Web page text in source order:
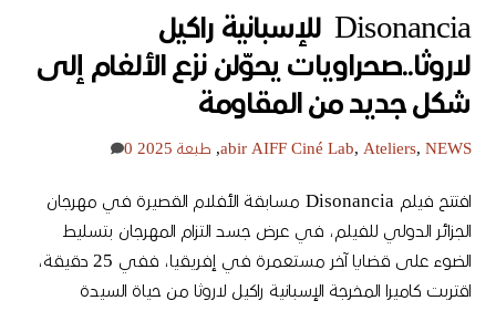
Disonancia للإسبانية راكيل
لاروثا..صحراويات يحوّلن نزع الألغام إلى
شكل جديد من المقاومة
abir AIFF Ciné Lab, Ateliers, NEWS
, طبعة 2025 0
افتتح فيلم Disonancia مسابقة الأفلام القصيرة في مهرجان
الجزائر الدولي للفيلم، في عرض جسد التزام المهرجان بتسليط
الضوء على قضايا آخر مستعمرة في إفريقيا، ففي 25 دقيقة،
اقتربت كاميرا المخرجة الإسبانية راكيل لاروثا من حياة السيدة